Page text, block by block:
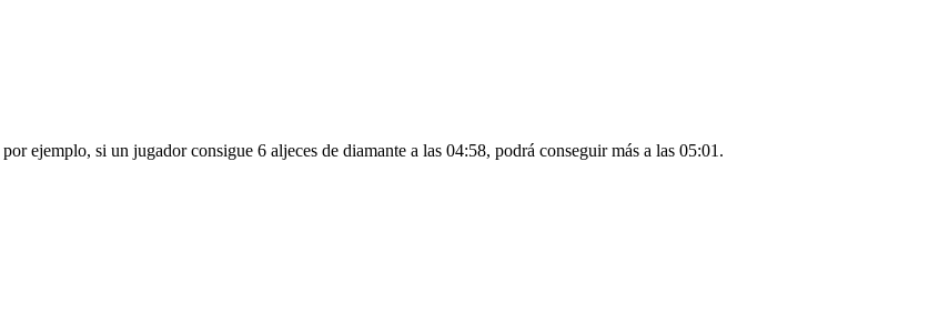
por ejemplo, si un jugador consigue 6 aljeces de diamante a las 04:58, podrá conseguir más a las 05:01.